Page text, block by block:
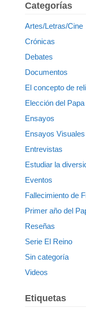
Categorías
Artes/Letras/Cine
Crónicas
Debates
Documentos
El concepto de
Elección del Papa
Ensayos
Ensayos Visuales
Entrevistas
Estudiar la
Eventos
Fallecimiento de
Primer año del
Reseñas
Serie El Reino
Sin categoría
Videos
Etiquetas